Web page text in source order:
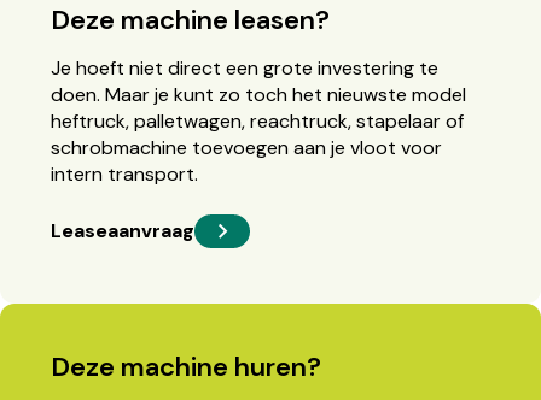
Deze machine leasen?
Je hoeft niet direct een grote investering te
doen. Maar je kunt zo toch het nieuwste model
heftruck, palletwagen, reachtruck, stapelaar of
schrobmachine toevoegen aan je vloot voor
intern transport.
Leaseaanvraag
Deze machine huren?